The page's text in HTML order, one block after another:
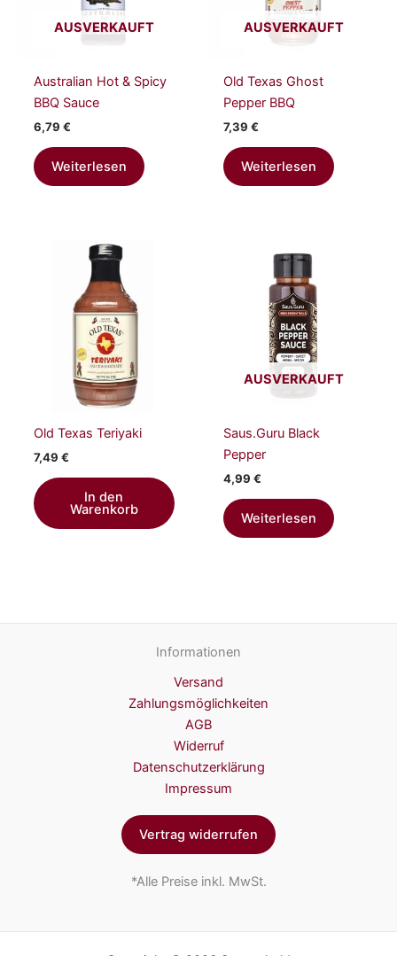
AUSVERKAUFT
Australian Hot & Spicy
BBQ Sauce
6,79 €
Weiterlesen
AUSVERKAUFT
Old Texas Ghost
Pepper BBQ
7,39 €
Weiterlesen
Old Texas Teriyaki
7,49 €
In den
Warenkorb
AUSVERKAUFT
Saus.Guru Black
Pepper
4,99 €
Weiterlesen
Informationen
Versand
Zahlungsmöglichkeiten
AGB
Widerruf
Datenschutzerklärung
Impressum
Vertrag widerrufen
*Alle Preise inkl. MwSt.